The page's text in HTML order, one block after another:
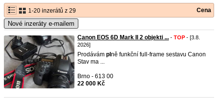
1-20 inzerátů z 29 Cena
Nové inzeráty e-mailem
Canon EOS 6D Mark II 2 objekti ... - TOP - [3.8.
2026]
Prodávám pl ně funkční full-frame sestavu Canon
Stav ma ...
Brno - 613 00
22 000 Kč